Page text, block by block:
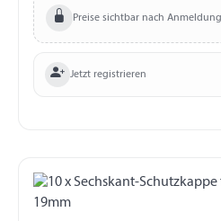
Preise sichtbar nach Anmeldung
Jetzt registrieren